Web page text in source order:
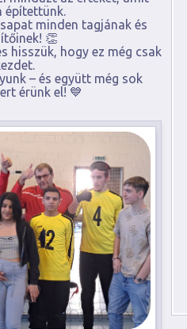
építettünk.
minden tagjának és
👏
hisszük, hogy ez még csak
– és együtt még sok
érünk el! 💙